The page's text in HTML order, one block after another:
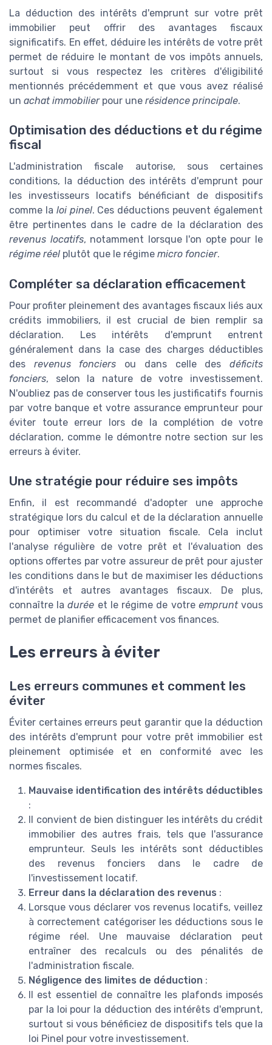
La déduction des intérêts d'emprunt sur votre prêt
immobilier peut offrir des avantages fiscaux
significatifs. En effet, déduire les intérêts de votre prêt
permet de réduire le montant de vos impôts annuels,
surtout si vous respectez les critères d'éligibilité
mentionnés précédemment et que vous avez réalisé
un achat immobilierpour une résidence principale.
Optimisation des déductions et du régime
fiscal
L'administration fiscale autorise, sous certaines
conditions, la déduction des intérêts d'emprunt pour
les investisseurs locatifs bénéficiant de dispositifs
comme la loi pinel. Ces déductions peuvent également
être pertinentes dans le cadre de la déclaration des
revenus locatifs, notamment lorsque l'on opte pour le
régime réel plutôt que le régime micro foncier.
Compléter sa déclaration efficacement
Pour profiter pleinement des avantages fiscaux liés aux
crédits immobiliers, il est crucial de bien remplir sa
déclaration. Les intérêts d'emprunt entrent
généralement dans la case des charges déductibles
des revenus fonciers ou dans celle desdéficits
fonciers, selon la nature de votre investissement.
N'oubliez pas de conserver tous les justificatifs fournis
par votre banque et votre assurance emprunteur pour
éviter toute erreur lors de la complétion de votre
déclaration, comme le démontre notre section sur les
erreurs à éviter.
Une stratégie pour réduire ses impôts
Enfin, il est recommandé d'adopter une approche
stratégique lors du calcul et de la déclaration annuelle
pour optimiser votre situation fiscale. Cela inclut
l'analyse régulière de votre prêt et l'évaluation des
options offertes par votre assureur de prêt pour ajuster
les conditions dans le but de maximiser les déductions
d'intérêts et autres avantages fiscaux. De plus,
connaître ladurée et le régime de votre empruntvous
permet de planifier efficacement vos finances.
Les erreurs à éviter
Les erreurs communes et comment les
éviter
Éviter certaines erreurs peut garantir que la déduction
des intérêts d'emprunt pour votre prêt immobilier est
pleinement optimisée et en conformité avec les
normes fiscales.
Mauvaise identification des intérêts déductibles
:
Il convient de bien distinguer les intérêts du crédit
immobilier des autres frais, tels que l'assurance
emprunteur. Seuls les intérêts sont déductibles
des revenus fonciers dans le cadre de
l'investissement locatif.
Erreur dans la déclaration des revenus :
Lorsque vous déclarer vos revenus locatifs, veillez
à correctement catégoriser les déductions sous le
régime réel. Une mauvaise déclaration peut
entraîner des recalculs ou des pénalités de
l'administration fiscale.
Négligence des limites de déduction :
Il est essentiel de connaître les plafonds imposés
par la loi pour la déduction des intérêts d'emprunt,
surtout si vous bénéficiez de dispositifs tels que la
loi Pinel pour votre investissement.